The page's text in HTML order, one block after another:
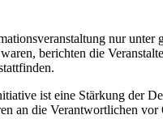
nur unter
berichten die
ist eine Stärkung der
an die Verantwortlichen